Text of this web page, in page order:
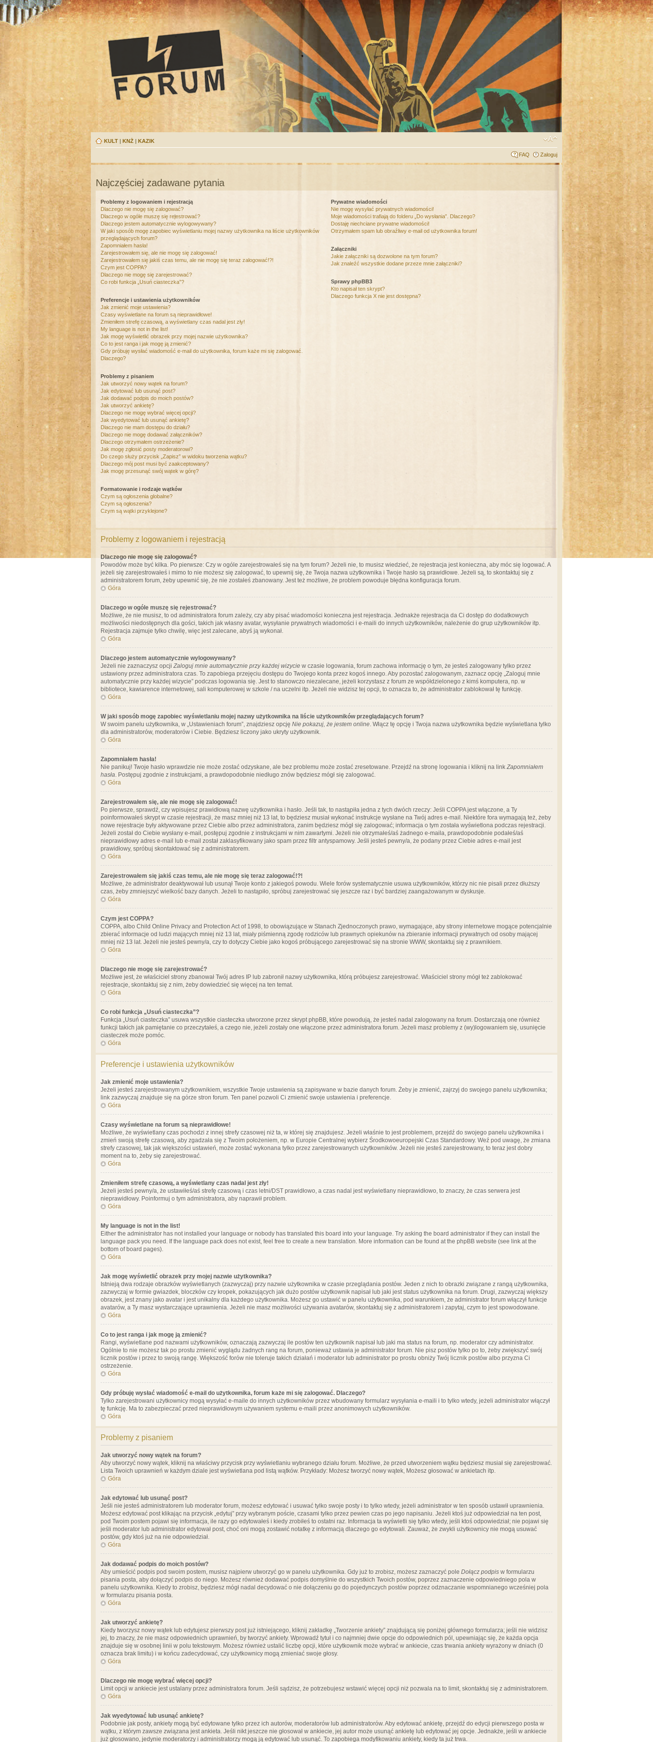
KULT | KNŻ | KAZIK
FAQ Zaloguj
Najczęściej zadawane pytania
Problemy z logowaniem i rejestracją
Dlaczego nie mogę się zalogować?
Dlaczego w ogóle muszę się rejestrować?
Dlaczego jestem automatycznie wylogowywany?
W jaki sposób mogę zapobiec wyświetlaniu mojej nazwy użytkownika na liście użytkowników
przeglądających forum?
Zapomniałem hasła!
Zarejestrowałem się, ale nie mogę się zalogować!
Zarejestrowałem się jakiś czas temu, ale nie mogę się teraz zalogować!?!
Czym jest COPPA?
Dlaczego nie mogę się zarejestrować?
Co robi funkcja „Usuń ciasteczka”?
Preferencje i ustawienia użytkowników
Jak zmienić moje ustawienia?
Czasy wyświetlane na forum są nieprawidłowe!
Zmieniłem strefę czasową, a wyświetlany czas nadal jest zły!
My language is not in the list!
Jak mogę wyświetlić obrazek przy mojej nazwie użytkownika?
Co to jest ranga i jak mogę ją zmienić?
Gdy próbuję wysłać wiadomość e-mail do użytkownika, forum każe mi się zalogować.
Dlaczego?
Problemy z pisaniem
Jak utworzyć nowy wątek na forum?
Jak edytować lub usunąć post?
Jak dodawać podpis do moich postów?
Jak utworzyć ankietę?
Dlaczego nie mogę wybrać więcej opcji?
Jak wyedytować lub usunąć ankietę?
Dlaczego nie mam dostępu do działu?
Dlaczego nie mogę dodawać załączników?
Dlaczego otrzymałem ostrzeżenie?
Jak mogę zgłosić posty moderatorowi?
Do czego służy przycisk „Zapisz” w widoku tworzenia wątku?
Dlaczego mój post musi być zaakceptowany?
Jak mogę przesunąć swój wątek w górę?
Formatowanie i rodzaje wątków
Czym są ogłoszenia globalne?
Czym są ogłoszenia?
Czym są wątki przyklejone?
Prywatne wiadomości
Nie mogę wysyłać prywatnych wiadomości!
Moje wiadomości trafiają do folderu „Do wysłania”. Dlaczego?
Dostaję niechciane prywatne wiadomości!
Otrzymałem spam lub obraźliwy e-mail od użytkownika forum!
Załączniki
Jakie załączniki są dozwolone na tym forum?
Jak znaleźć wszystkie dodane przeze mnie załączniki?
Sprawy phpBB3
Kto napisał ten skrypt?
Dlaczego funkcja X nie jest dostępna?
Problemy z logowaniem i rejestracją
Dlaczego nie mogę się zalogować?
Powodów może być kilka. Po pierwsze: Czy w ogóle zarejestrowałeś się na tym forum? Jeżeli nie, to musisz wiedzieć, że rejestracja jest konieczna, aby móc się logować. A
jeżeli się zarejestrowałeś i mimo to nie możesz się zalogować, to upewnij się, że Twoja nazwa użytkownika i Twoje hasło są prawidłowe. Jeżeli są, to skontaktuj się z
administratorem forum, żeby upewnić się, że nie zostałeś zbanowany. Jest też możliwe, że problem powoduje błędna konfiguracja forum.
Góra
Dlaczego w ogóle muszę się rejestrować?
Możliwe, że nie musisz, to od administratora forum zależy, czy aby pisać wiadomości konieczna jest rejestracja. Jednakże rejestracja da Ci dostęp do dodatkowych
możliwości niedostępnych dla gości, takich jak własny avatar, wysyłanie prywatnych wiadomości i e-maili do innych użytkowników, należenie do grup użytkowników itp.
Rejestracja zajmuje tylko chwilę, więc jest zalecane, abyś ją wykonał.
Góra
Dlaczego jestem automatycznie wylogowywany?
Jeżeli nie zaznaczysz opcji Zaloguj mnie automatycznie przy każdej wizycie w czasie logowania, forum zachowa informację o tym, że jesteś zalogowany tylko przez
ustawiony przez administratora czas. To zapobiega przejęciu dostępu do Twojego konta przez kogoś innego. Aby pozostać zalogowanym, zaznacz opcję „Zaloguj mnie
automatycznie przy każdej wizycie” podczas logowania się. Jest to stanowczo niezalecane, jeżeli korzystasz z forum ze współdzielonego z kimś komputera, np. w
bibliotece, kawiarence internetowej, sali komputerowej w szkole / na uczelni itp. Jeżeli nie widzisz tej opcji, to oznacza to, że administrator zablokował tę funkcję.
Góra
W jaki sposób mogę zapobiec wyświetlaniu mojej nazwy użytkownika na liście użytkowników przeglądających forum?
W swoim panelu użytkownika, w „Ustawieniach forum”, znajdziesz opcję Nie pokazuj, że jestem online. Włącz tę opcję i Twoja nazwa użytkownika będzie wyświetlana tylko
dla administratorów, moderatorów i Ciebie. Będziesz liczony jako ukryty użytkownik.
Góra
Zapomniałem hasła!
Nie panikuj! Twoje hasło wprawdzie nie może zostać odzyskane, ale bez problemu może zostać zresetowane. Przejdź na stronę logowania i kliknij na link Zapomniałem
hasła. Postępuj zgodnie z instrukcjami, a prawdopodobnie niedługo znów będziesz mógł się zalogować.
Góra
Zarejestrowałem się, ale nie mogę się zalogować!
Po pierwsze, sprawdź, czy wpisujesz prawidłową nazwę użytkownika i hasło. Jeśli tak, to nastąpiła jedna z tych dwóch rzeczy: Jeśli COPPA jest włączone, a Ty
poinformowałeś skrypt w czasie rejestracji, że masz mniej niż 13 lat, to będziesz musiał wykonać instrukcje wysłane na Twój adres e-mail. Niektóre fora wymagają też, żeby
nowe rejestracje były aktywowane przez Ciebie albo przez administratora, zanim będziesz mógł się zalogować; informacja o tym została wyświetlona podczas rejestracji.
Jeżeli został do Ciebie wysłany e-mail, postępuj zgodnie z instrukcjami w nim zawartymi. Jeżeli nie otrzymałeś/aś żadnego e-maila, prawdopodobnie podałeś/aś
nieprawidłowy adres e-mail lub e-mail został zaklasyfikowany jako spam przez filtr antyspamowy. Jeśli jesteś pewny/a, że podany przez Ciebie adres e-mail jest
prawidłowy, spróbuj skontaktować się z administratorem.
Góra
Zarejestrowałem się jakiś czas temu, ale nie mogę się teraz zalogować!?!
Możliwe, że administrator deaktywował lub usunął Twoje konto z jakiegoś powodu. Wiele forów systematycznie usuwa użytkowników, którzy nic nie pisali przez dłuższy
czas, żeby zmniejszyć wielkość bazy danych. Jeżeli to nastąpiło, spróbuj zarejestrować się jeszcze raz i być bardziej zaangażowanym w dyskusje.
Góra
Czym jest COPPA?
COPPA, albo Child Online Privacy and Protection Act of 1998, to obowiązujące w Stanach Zjednoczonych prawo, wymagające, aby strony internetowe mogące potencjalnie
zbierać informacje od ludzi mających mniej niż 13 lat, miały piśmienną zgodę rodziców lub prawnych opiekunów na zbieranie informacji prywatnych od osoby mającej
mniej niż 13 lat. Jeżeli nie jesteś pewny/a, czy to dotyczy Ciebie jako kogoś próbującego zarejestrować się na stronie WWW, skontaktuj się z prawnikiem.
Góra
Dlaczego nie mogę się zarejestrować?
Możliwe jest, że właściciel strony zbanował Twój adres IP lub zabronił nazwy użytkownika, którą próbujesz zarejestrować. Właściciel strony mógł też zablokować
rejestracje, skontaktuj się z nim, żeby dowiedzieć się więcej na ten temat.
Góra
Co robi funkcja „Usuń ciasteczka”?
Funkcja „Usuń ciasteczka” usuwa wszystkie ciasteczka utworzone przez skrypt phpBB, które powodują, że jesteś nadal zalogowany na forum. Dostarczają one również
funkcji takich jak pamiętanie co przeczytałeś, a czego nie, jeżeli zostały one włączone przez administratora forum. Jeżeli masz problemy z (wy)logowaniem się, usunięcie
ciasteczek może pomóc.
Góra
Preferencje i ustawienia użytkowników
Jak zmienić moje ustawienia?
Jeżeli jesteś zarejestrowanym użytkownikiem, wszystkie Twoje ustawienia są zapisywane w bazie danych forum. Żeby je zmienić, zajrzyj do swojego panelu użytkownika;
link zazwyczaj znajduje się na górze stron forum. Ten panel pozwoli Ci zmienić swoje ustawienia i preferencje.
Góra
Czasy wyświetlane na forum są nieprawidłowe!
Możliwe, że wyświetlany czas pochodzi z innej strefy czasowej niż ta, w której się znajdujesz. Jeżeli właśnie to jest problemem, przejdź do swojego panelu użytkownika i
zmień swoją strefę czasową, aby zgadzała się z Twoim położeniem, np. w Europie Centralnej wybierz Środkowoeuropejski Czas Standardowy. Weź pod uwagę, że zmiana
strefy czasowej, tak jak większości ustawień, może zostać wykonana tylko przez zarejestrowanych użytkowników. Jeżeli nie jesteś zarejestrowany, to teraz jest dobry
moment na to, żeby się zarejestrować.
Góra
Zmieniłem strefę czasową, a wyświetlany czas nadal jest zły!
Jeżeli jesteś pewny/a, że ustawiłeś/aś strefę czasową i czas letni/DST prawidłowo, a czas nadal jest wyświetlany nieprawidłowo, to znaczy, że czas serwera jest
nieprawidłowy. Poinformuj o tym administratora, aby naprawił problem.
Góra
My language is not in the list!
Either the administrator has not installed your language or nobody has translated this board into your language. Try asking the board administrator if they can install the
language pack you need. If the language pack does not exist, feel free to create a new translation. More information can be found at the phpBB website (see link at the
bottom of board pages).
Góra
Jak mogę wyświetlić obrazek przy mojej nazwie użytkownika?
Istnieją dwa rodzaje obrazków wyświetlanych (zazwyczaj) przy nazwie użytkownika w czasie przeglądania postów. Jeden z nich to obrazki związane z rangą użytkownika,
zazwyczaj w formie gwiazdek, bloczków czy kropek, pokazujących jak dużo postów użytkownik napisał lub jaki jest status użytkownika na forum. Drugi, zazwyczaj większy
obrazek, jest znany jako avatar i jest unikalny dla każdego użytkownika. Możesz go ustawić w panelu użytkownika, pod warunkiem, że administrator forum włączył funkcje
avatarów, a Ty masz wystarczające uprawnienia. Jeżeli nie masz możliwości używania avatarów, skontaktuj się z administratorem i zapytaj, czym to jest spowodowane.
Góra
Co to jest ranga i jak mogę ją zmienić?
Rangi, wyświetlane pod nazwami użytkowników, oznaczają zazwyczaj ile postów ten użytkownik napisał lub jaki ma status na forum, np. moderator czy administrator.
Ogólnie to nie możesz tak po prostu zmienić wyglądu żadnych rang na forum, ponieważ ustawia je administrator forum. Nie pisz postów tylko po to, żeby zwiększyć swój
licznik postów i przez to swoją rangę. Większość forów nie toleruje takich działań i moderator lub administrator po prostu obniży Twój licznik postów albo przyzna Ci
ostrzeżenie.
Góra
Gdy próbuję wysłać wiadomość e-mail do użytkownika, forum każe mi się zalogować. Dlaczego?
Tylko zarejestrowani użytkownicy mogą wysyłać e-maile do innych użytkowników przez wbudowany formularz wysyłania e-maili i to tylko wtedy, jeżeli administrator włączył
tę funkcję. Ma to zabezpieczać przed nieprawidłowym używaniem systemu e-maili przez anonimowych użytkowników.
Góra
Problemy z pisaniem
Jak utworzyć nowy wątek na forum?
Aby utworzyć nowy wątek, kliknij na właściwy przycisk przy wyświetlaniu wybranego działu forum. Możliwe, że przed utworzeniem wątku będziesz musiał się zarejestrować.
Lista Twoich uprawnień w każdym dziale jest wyświetlana pod listą wątków. Przykłady: Możesz tworzyć nowy wątek, Możesz głosować w ankietach itp.
Góra
Jak edytować lub usunąć post?
Jeśli nie jesteś administratorem lub moderator forum, możesz edytować i usuwać tylko swoje posty i to tylko wtedy, jeżeli administrator w ten sposób ustawił uprawnienia.
Możesz edytować post klikając na przycisk „edytuj” przy wybranym poście, czasami tylko przez pewien czas po jego napisaniu. Jeżeli ktoś już odpowiedział na ten post,
pod Twoim postem pojawi się informacja, ile razy go edytowałeś i kiedy zrobiłeś to ostatni raz. Informacja ta wyświetli się tylko wtedy, jeśli ktoś odpowiedział; nie pojawi się
jeśli moderator lub administrator edytował post, choć oni mogą zostawić notatkę z informacją dlaczego go edytowali. Zauważ, że zwykli użytkownicy nie mogą usuwać
postów, gdy ktoś już na nie odpowiedział.
Góra
Jak dodawać podpis do moich postów?
Aby umieścić podpis pod swoim postem, musisz najpierw utworzyć go w panelu użytkownika. Gdy już to zrobisz, możesz zaznaczyć pole Dołącz podpis w formularzu
pisania posta, aby dołączyć podpis do niego. Możesz również dodawać podpis domyślnie do wszystkich Twoich postów, poprzez zaznaczenie odpowiedniego pola w
panelu użytkownika. Kiedy to zrobisz, będziesz mógł nadal decydować o nie dołączeniu go do pojedynczych postów poprzez odznaczanie wspomnianego wcześniej pola
w formularzu pisania posta.
Góra
Jak utworzyć ankietę?
Kiedy tworzysz nowy wątek lub edytujesz pierwszy post już istniejącego, kliknij zakładkę „Tworzenie ankiety” znajdującą się poniżej głównego formularza; jeśli nie widzisz
jej, to znaczy, że nie masz odpowiednich uprawnień, by tworzyć ankiety. Wprowadź tytuł i co najmniej dwie opcje do odpowiednich pól, upewniając się, że każda opcja
znajduje się w osobnej linii w polu tekstowym. Możesz również ustalić liczbę opcji, które użytkownik może wybrać w ankiecie, czas trwania ankiety wyrażony w dniach (0
oznacza brak limitu) i w końcu zadecydować, czy użytkownicy mogą zmieniać swoje głosy.
Góra
Dlaczego nie mogę wybrać więcej opcji?
Limit opcji w ankiecie jest ustalany przez administratora forum. Jeśli sądzisz, że potrzebujesz wstawić więcej opcji niż pozwala na to limit, skontaktuj się z administratorem.
Góra
Jak wyedytować lub usunąć ankietę?
Podobnie jak posty, ankiety mogą być edytowane tylko przez ich autorów, moderatorów lub administratorów. Aby edytować ankietę, przejdź do edycji pierwszego posta w
wątku, z którym zawsze związana jest ankieta. Jeśli nikt jeszcze nie głosował w ankiecie, jej autor może usunąć ankietę lub edytować jej opcje. Jednakże, jeśli w ankiecie
już głosowano, jedynie moderatorzy i administratorzy mogą ją edytować lub usunąć. To zapobiega modyfikowaniu ankiety, kiedy ta już trwa.